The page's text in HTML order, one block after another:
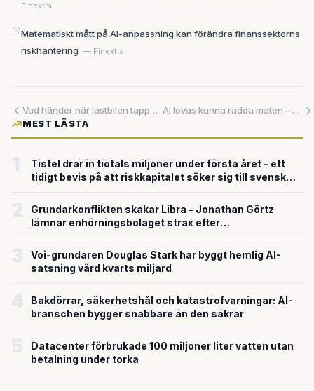
Finextra
Matematiskt mått på AI-anpassning kan förändra finanssektorns
riskhantering — Finextra
Vad händer när lastbilen tappar signalen en kilometer ner i berget?
AI lovas kunna rädda maten – men verkligheten är mer blygsam än löftena
MEST LÄSTA
Tistel drar in tiotals miljoner under första året – ett
tidigt bevis på att riskkapitalet söker sig till svensk
Grundarkonflikten skakar Libra – Jonathan Görtz
lämnar enhörningsbolaget strax efter
Voi-grundaren Douglas Stark har byggt hemlig AI-
satsning värd kvarts miljard
Bakdörrar, säkerhetshål och katastrofvarningar: AI-
branschen bygger snabbare än den säkrar
Datacenter förbrukade 100 miljoner liter vatten utan
betalning under torka